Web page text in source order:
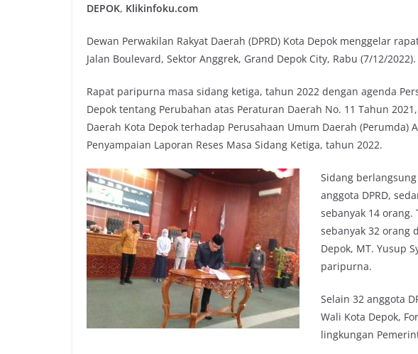
DEPOK, Klikinfoku.com
Dewan Perwakilan Rakyat Daerah (DPRD) Kota Depok menggelar
Jalan Boulevard, Sektor Anggrek, Grand Depok City, Rabu (7/12/2022).
Rapat paripurna masa sidang ketiga, tahun 2022 dengan agenda
Depok tentang Perubahan atas Peraturan Daerah No. 11 Tahun
Daerah Kota Depok terhadap Perusahaan Umum Daerah (Perumda)
Penyampaian Laporan Reses Masa Sidang Ketiga, tahun 2022.
Sidang
anggota DPRD,
sebanyak 14 orang.
sebanyak 32 orang
Depok, MT. Yusup
paripurna.
Selain 32 anggota
Wali Kota Depok,
lingkungan